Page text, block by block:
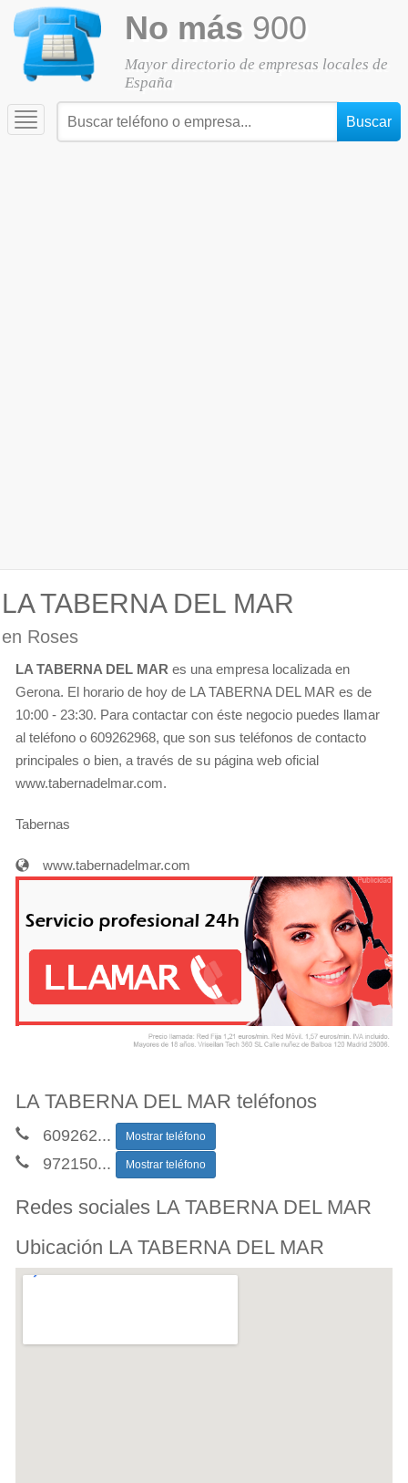
No más 900
Mayor directorio de empresas locales de
España
Toggle
navigation
LA TABERNA DEL MAR
en Roses
LA TABERNA DEL MAR es una empresa localizada en
Gerona. El horario de hoy de LA TABERNA DEL MAR es de
10:00 - 23:30. Para contactar con éste negocio puedes llamar
al teléfono o 609262968, que son sus teléfonos de contacto
principales o bien, a través de su página web oficial
www.tabernadelmar.com.
Tabernas
www.tabernadelmar.com
LA TABERNA DEL MAR teléfonos
609262... Mostrar teléfono
972150... Mostrar teléfono
Redes sociales LA TABERNA DEL MAR
Ubicación LA TABERNA DEL MAR